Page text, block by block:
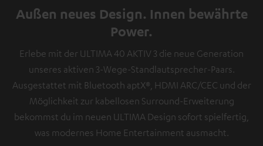
Außen neues Design. Innen bewährte
Power.
Erlebe mit der ULTIMA 40 AKTIV 3 die neue Generation
unseres aktiven 3-Wege-Standlautsprecher-Paars.
Ausgestattet mit Bluetooth aptX®, HDMI ARC/CEC und der
Möglichkeit zur kabellosen Surround-Erweiterung
bekommst du im neuen ULTIMA Design sofort spielfertig,
was modernes Home Entertainment ausmacht.